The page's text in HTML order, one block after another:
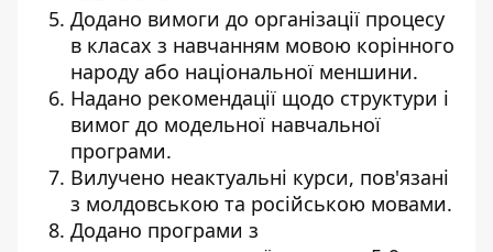
Додано вимоги до організації процесу
в класах з навчанням мовою корінного
народу або національної меншини.
Надано рекомендації щодо структури і
вимог до модельної навчальної
програми.
Вилучено неактуальні курси, пов'язані
з молдовською та російською мовами.
Додано програми з